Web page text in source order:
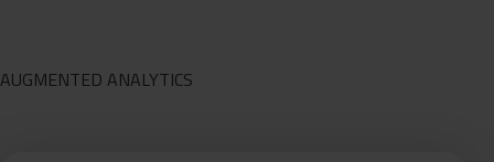
AUGMENTED ANALYTICS